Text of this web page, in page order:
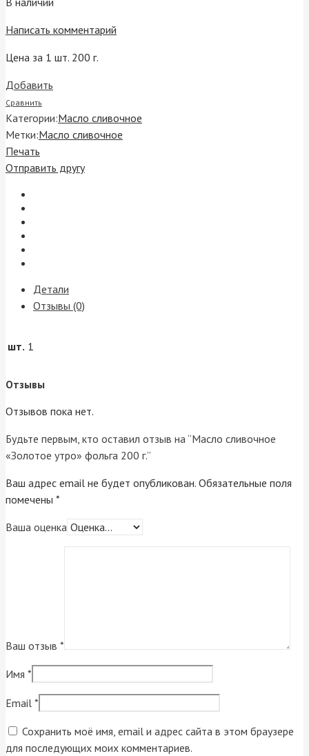
Написать комментарий
Цена за 1 шт. 200 г.
Добавить
Сравнить
Категории:Масло сливочное
Метки:Масло сливочное
Печать
Отправить другу
Детали
Отзывы (0)
шт. 1
Отзывы
Отзывов пока нет.
Будьте первым, кто оставил отзыв на “Масло сливочное
«Золотое утро» фольга 200 г.”
Ваш адрес email не будет опубликован. Обязательные поля
помечены *
Ваша оценка
Ваш отзыв *
Имя *
Email *
Сохранить моё имя, email и адрес сайта в этом браузере
для последующих моих комментариев.